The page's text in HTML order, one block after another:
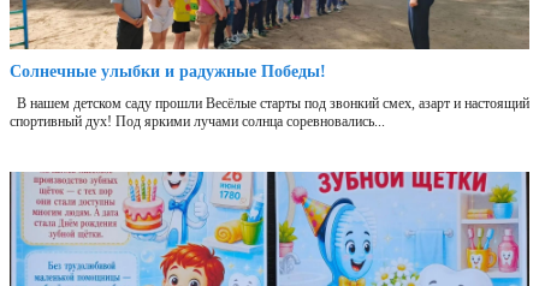
Солнечные улыбки и радужные Победы!
В нашем детском саду прошли Весёлые старты под звонкий смех, азарт и настоящий
спортивный дух! Под яркими лучами солнца соревновались...